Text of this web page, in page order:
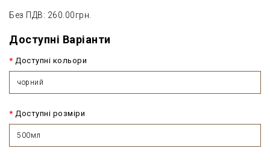
Без ПДВ: 260.00грн.
Доступні Варіанти
Доступні кольори
чорний
Доступні розміри
500мл